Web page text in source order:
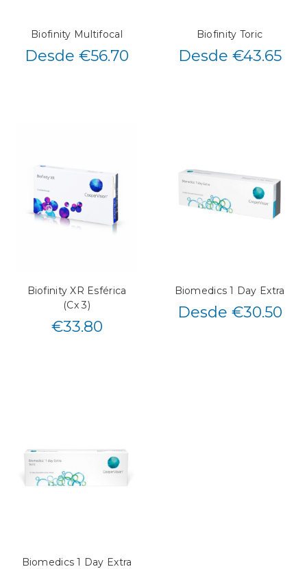
Biofinity Multifocal
Desde €56.70
Biofinity Toric
Desde €43.65
Biofinity XR Esférica
(Cx 3)
€33.80
Biomedics 1 Day Extra
Desde €30.50
Biomedics 1 Day Extra